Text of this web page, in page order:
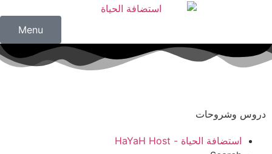
Menu
دروس وشروحات
استضافة الحياة - HaYaH Host